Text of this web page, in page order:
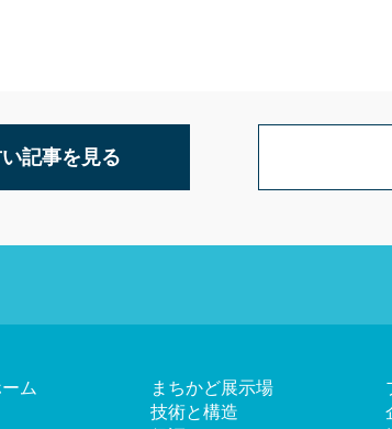
記事を見る
ム
まちかど展示場
技術と構造